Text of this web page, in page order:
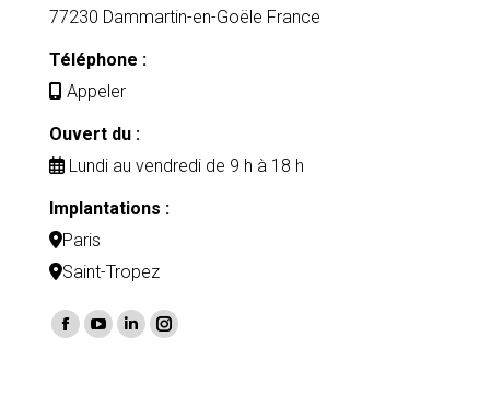
77230 Dammartin-en-Goële France
Téléphone :
Appeler
Ouvert du :
Lundi au vendredi de 9 h à 18 h
Implantations :
Paris
Saint-Tropez
Trouvez nous sur :
Facebook
YouTube
LinkedInInstagram